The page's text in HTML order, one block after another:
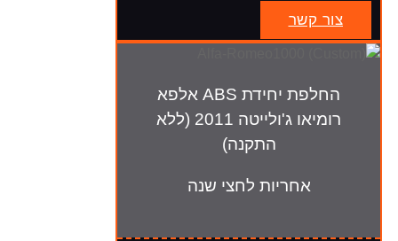
צור קשר
החלפת יחידת ABS אלפא
רומיאו ג'ולייטה 2011 (ללא
התקנה)
אחריות לחצי שנה